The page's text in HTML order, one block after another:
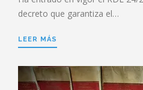
decreto que garantiza el…
LEER MÁS